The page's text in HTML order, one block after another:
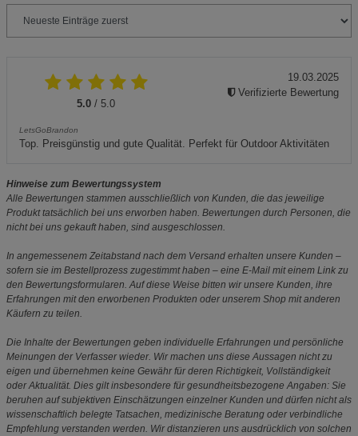
5.0 / 5.0
LetsGoBrandon
Top. Preisgünstig und gute Qualität. Perfekt für Outdoor Aktivitäten
19.03.2025
Verifizierte Bewertung
Hinweise zum Bewertungssystem
Alle Bewertungen stammen ausschließlich von Kunden, die das jeweilige
Produkt tatsächlich bei uns erworben haben. Bewertungen durch Personen, die
nicht bei uns gekauft haben, sind ausgeschlossen.
In angemessenem Zeitabstand nach dem Versand erhalten unsere Kunden –
sofern sie im Bestellprozess zugestimmt haben – eine E-Mail mit einem Link zu
den Bewertungsformularen. Auf diese Weise bitten wir unsere Kunden, ihre
Erfahrungen mit den erworbenen Produkten oder unserem Shop mit anderen
Käufern zu teilen.
Die Inhalte der Bewertungen geben individuelle Erfahrungen und persönliche
Meinungen der Verfasser wieder. Wir machen uns diese Aussagen nicht zu
eigen und übernehmen keine Gewähr für deren Richtigkeit, Vollständigkeit
oder Aktualität. Dies gilt insbesondere für gesundheitsbezogene Angaben: Sie
beruhen auf subjektiven Einschätzungen einzelner Kunden und dürfen nicht als
wissenschaftlich belegte Tatsachen, medizinische Beratung oder verbindliche
Empfehlung verstanden werden. Wir distanzieren uns ausdrücklich von solchen